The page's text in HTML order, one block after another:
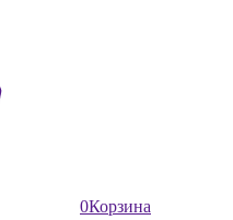
0Корзина